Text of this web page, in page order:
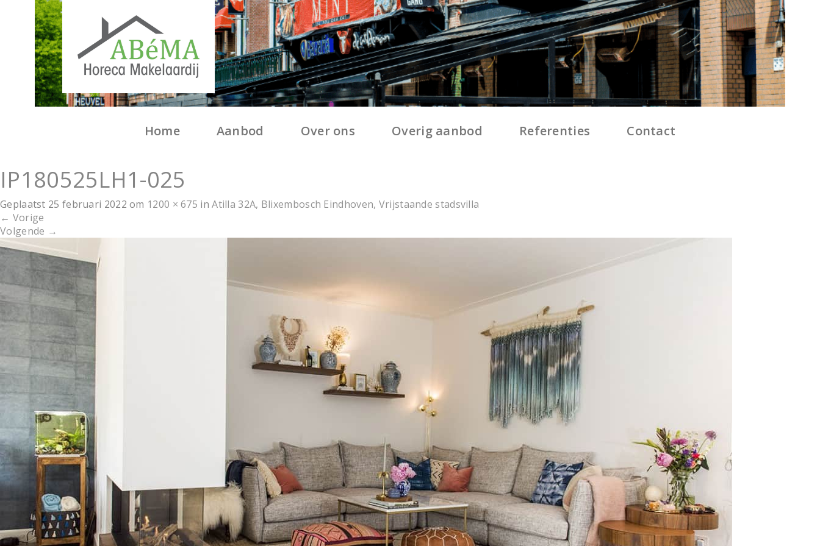
Home Aanbod Over ons Overig aanbod Referenties Contact
IP180525LH1-025
Geplaatst 25 februari 2022 om 1200 × 675 inAtilla 32A, Blixembosch Eindhoven, Vrijstaande stadsvilla
← Vorige
Volgende →